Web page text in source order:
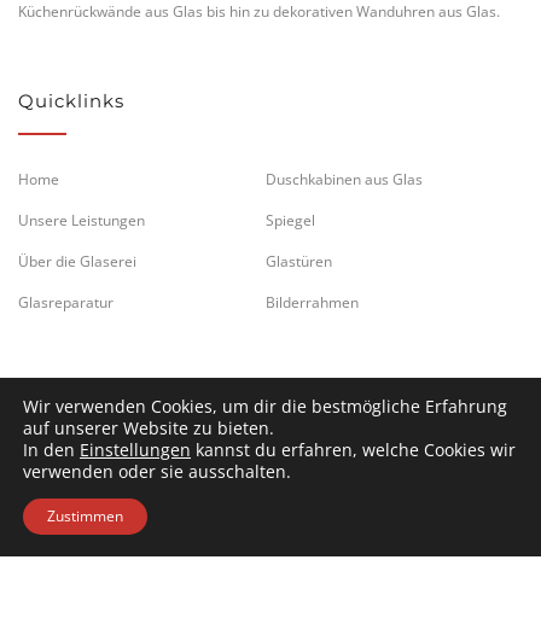
Küchenrückwände aus Glas bis hin zu dekorativen Wanduhren aus Glas.
Quicklinks
Home
Duschkabinen aus Glas
Unsere Leistungen
Spiegel
Über die Glaserei
Glastüren
Glasreparatur
Bilderrahmen
Wir verwenden Cookies, um dir die bestmögliche Erfahrung
auf unserer Website zu bieten.
In den Einstellungen kannst du erfahren, welche Cookies wir
verwenden oder sie ausschalten.
Zustimmen